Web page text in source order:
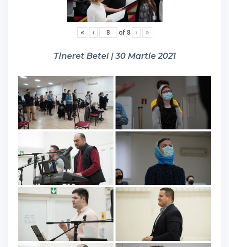
« ‹ of 8 › »
Tineret Betel | 30 Martie 2021